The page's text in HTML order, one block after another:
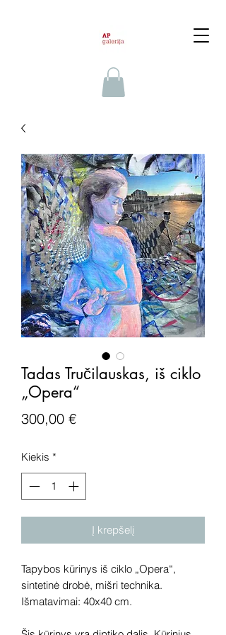
Tadas Tručilauskas, iš ciklo
„Opera“
300,00 €Price
Kiekis *
Į krepšelį
Tapybos kūrinys iš ciklo „Opera“,
sintetinė drobė, mišri technika.
Išmatavimai: 40x40 cm.